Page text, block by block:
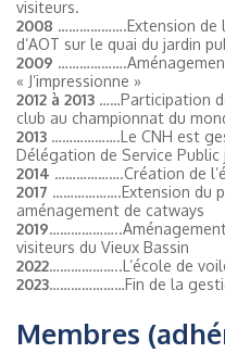
visiteurs.
2008 ……………….Extension de
d’AOT sur le quai du jardin
2009
« J’impressionne »
2012 à 2013 ……Participation
club au championnat du
2013 ……………….Le CNH est
Délégation de Service Public
2014 ……………….Création de
2017 ……………….Extension du
aménagement de catways
2019
visiteurs du Vieux Bassin
2022………………..L’école de
2023…………………Fin de la
Membres